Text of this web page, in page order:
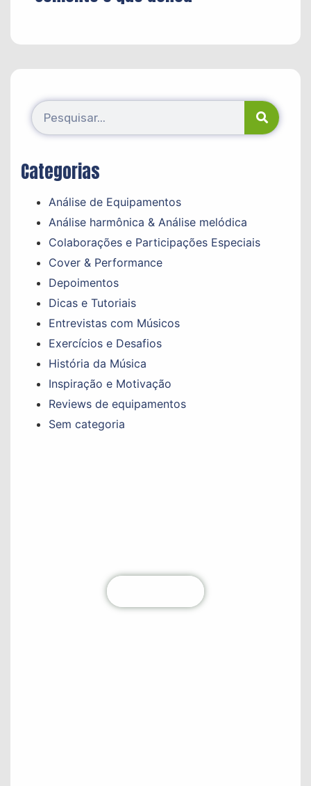
Categorias
Análise de Equipamentos
Análise harmônica & Análise melódica
Colaborações e Participações Especiais
Cover & Performance
Depoimentos
Dicas e Tutoriais
Entrevistas com Músicos
Exercícios e Desafios
História da Música
Inspiração e Motivação
Reviews de equipamentos
Sem categoria